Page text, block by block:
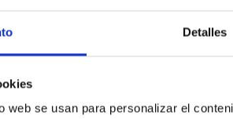
Detalles
web se usan para personalizar el